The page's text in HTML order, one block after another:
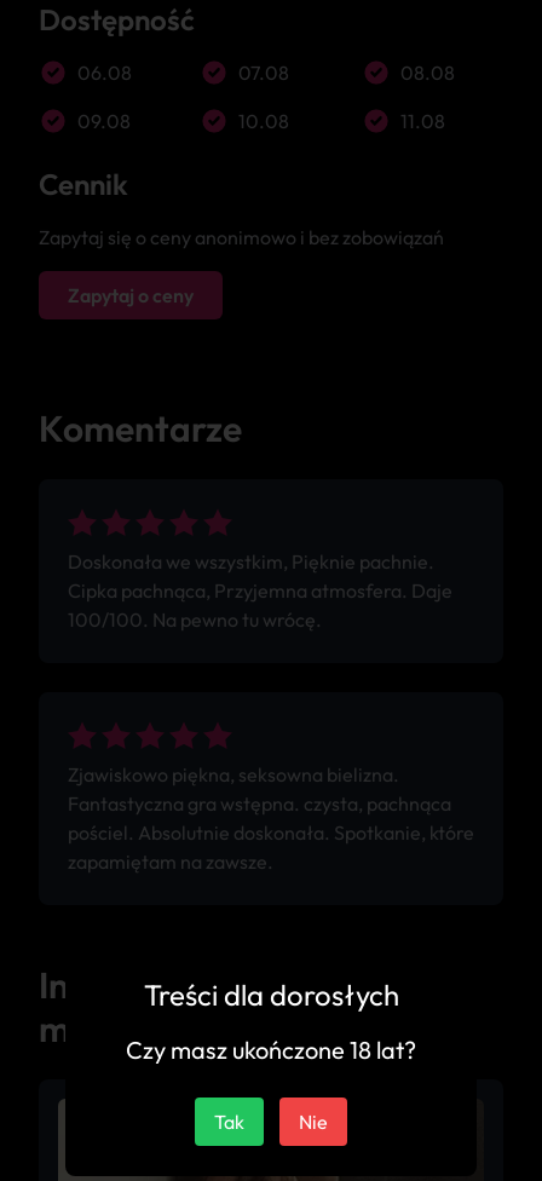
Dostępność
06.08 07.08
08.08
09.08
10.08 11.08
Cennik
Zapytaj się o ceny anonimowo i bez zobowiązań
Zapytaj o ceny
Komentarze
Doskonała we wszystkim, Pięknie pachnie.
Cipka pachnąca, Przyjemna atmosfera. Daje
100/100. Na pewno tu wrócę.
Zjawiskowo piękna, seksowna bielizna.
Fantastyczna gra wstępna. czysta, pachnąca
pościel. Absolutnie doskonała. Spotkanie, które
zapamiętam na zawsze.
Inne ogłoszenia z tego
miasta
Treści dla dorosłych
Czy masz ukończone 18 lat?
Tak Nie